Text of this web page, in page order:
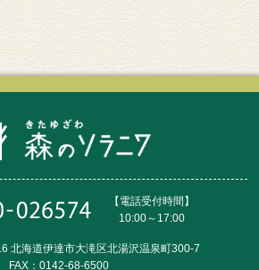
【電話受付時間】
10:00～17:00
北海道伊達市大滝区北湯沢温泉町300-7
FAX：0142-68-6500